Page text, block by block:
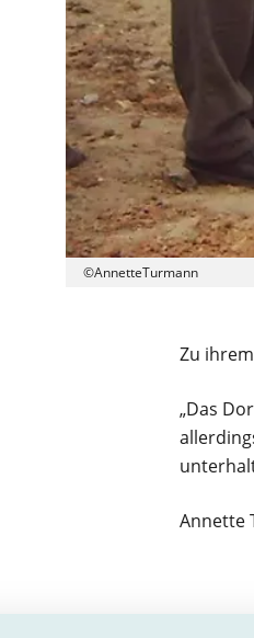
©AnnetteTurmann
Zu
„Das
Annette